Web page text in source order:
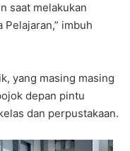
saat melakukan
Pelajaran,” imbuh
yang masing masing
depan pintu
dan perpustakaan.